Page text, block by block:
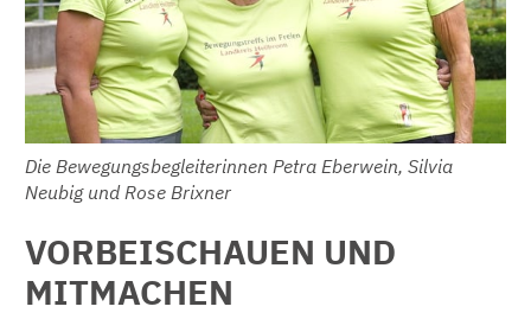
Die Bewegungsbegleiterinnen Petra Eberwein, Silvia
Neubig und Rose Brixner
VORBEISCHAUEN UND
MITMACHEN